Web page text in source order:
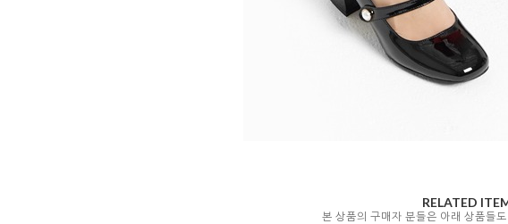
RELATED
본 상품의 구매자 분들은 아래 상품들